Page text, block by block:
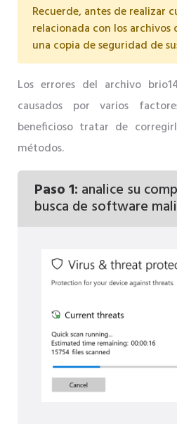
Recuerde, antes de realizar
relacionada con los archivos
una copia de seguridad de
Los errores del archivo
causados ​​por varios
beneficioso tratar de
métodos.
Paso 1: analice su
busca de software